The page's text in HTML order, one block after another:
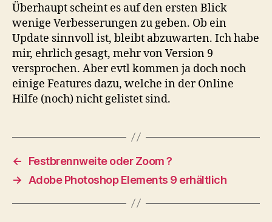
Überhaupt scheint es auf den ersten Blick
wenige Verbesserungen zu geben. Ob ein
Update sinnvoll ist, bleibt abzuwarten. Ich habe
mir, ehrlich gesagt, mehr von Version 9
versprochen. Aber evtl kommen ja doch noch
einige Features dazu, welche in der Online
Hilfe (noch) nicht gelistet sind.
←
Festbrennweite oder Zoom ?
→
Adobe Photoshop Elements 9 erhältlich